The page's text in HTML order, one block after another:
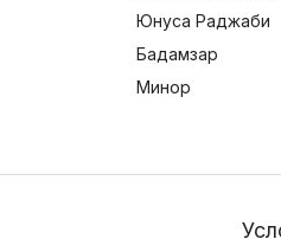
Юнуса Раджаби
Бадамзар
Минор